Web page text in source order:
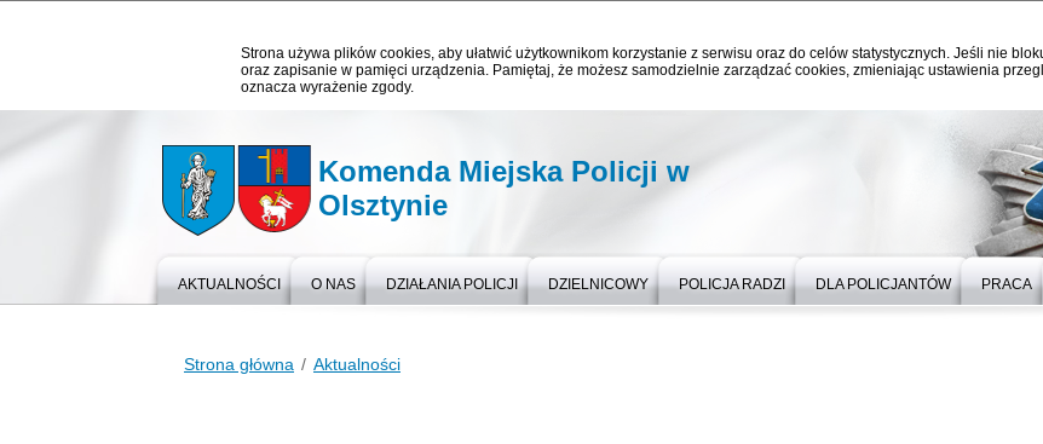
Strona używa plików cookies, aby ułatwić użytkownikom korzystanie z serwisu oraz do celów statystycznych. Jeśli nie
oraz zapisanie w pamięci urządzenia. Pamiętaj, że możesz samodzielnie zarządzać cookies, zmieniając ustawienia
oznacza wyrażenie zgody.
Komenda Miejska Policji w
Olsztynie
AKTUALNOŚCI O NAS DZIAŁANIA POLICJI DZIELNICOWY POLICJA RADZI DLA POLICJANTÓW PRACA
Strona główna Aktualności